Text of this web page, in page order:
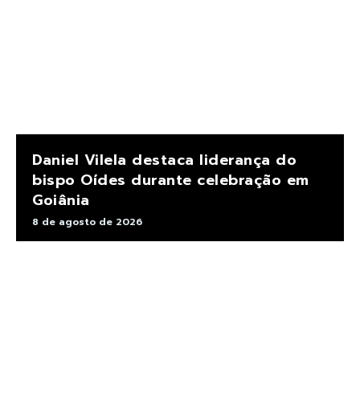
Daniel Vilela destaca liderança do
bispo Oídes durante celebração em
Goiânia
8 de agosto de 2026